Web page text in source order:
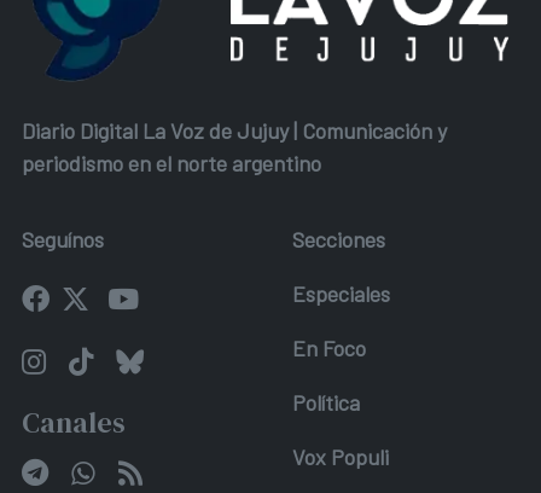
Diario Digital La Voz de Jujuy | Comunicación y
periodismo en el norte argentino
Seguínos
Canales
Secciones
Especiales
En Foco
Política
Vox Populi